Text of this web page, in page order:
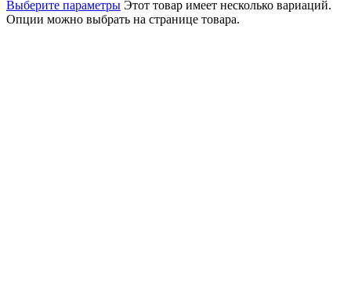
Выберите параметры Этот товар имеет несколько вариаций.
Опции можно выбрать на странице товара.